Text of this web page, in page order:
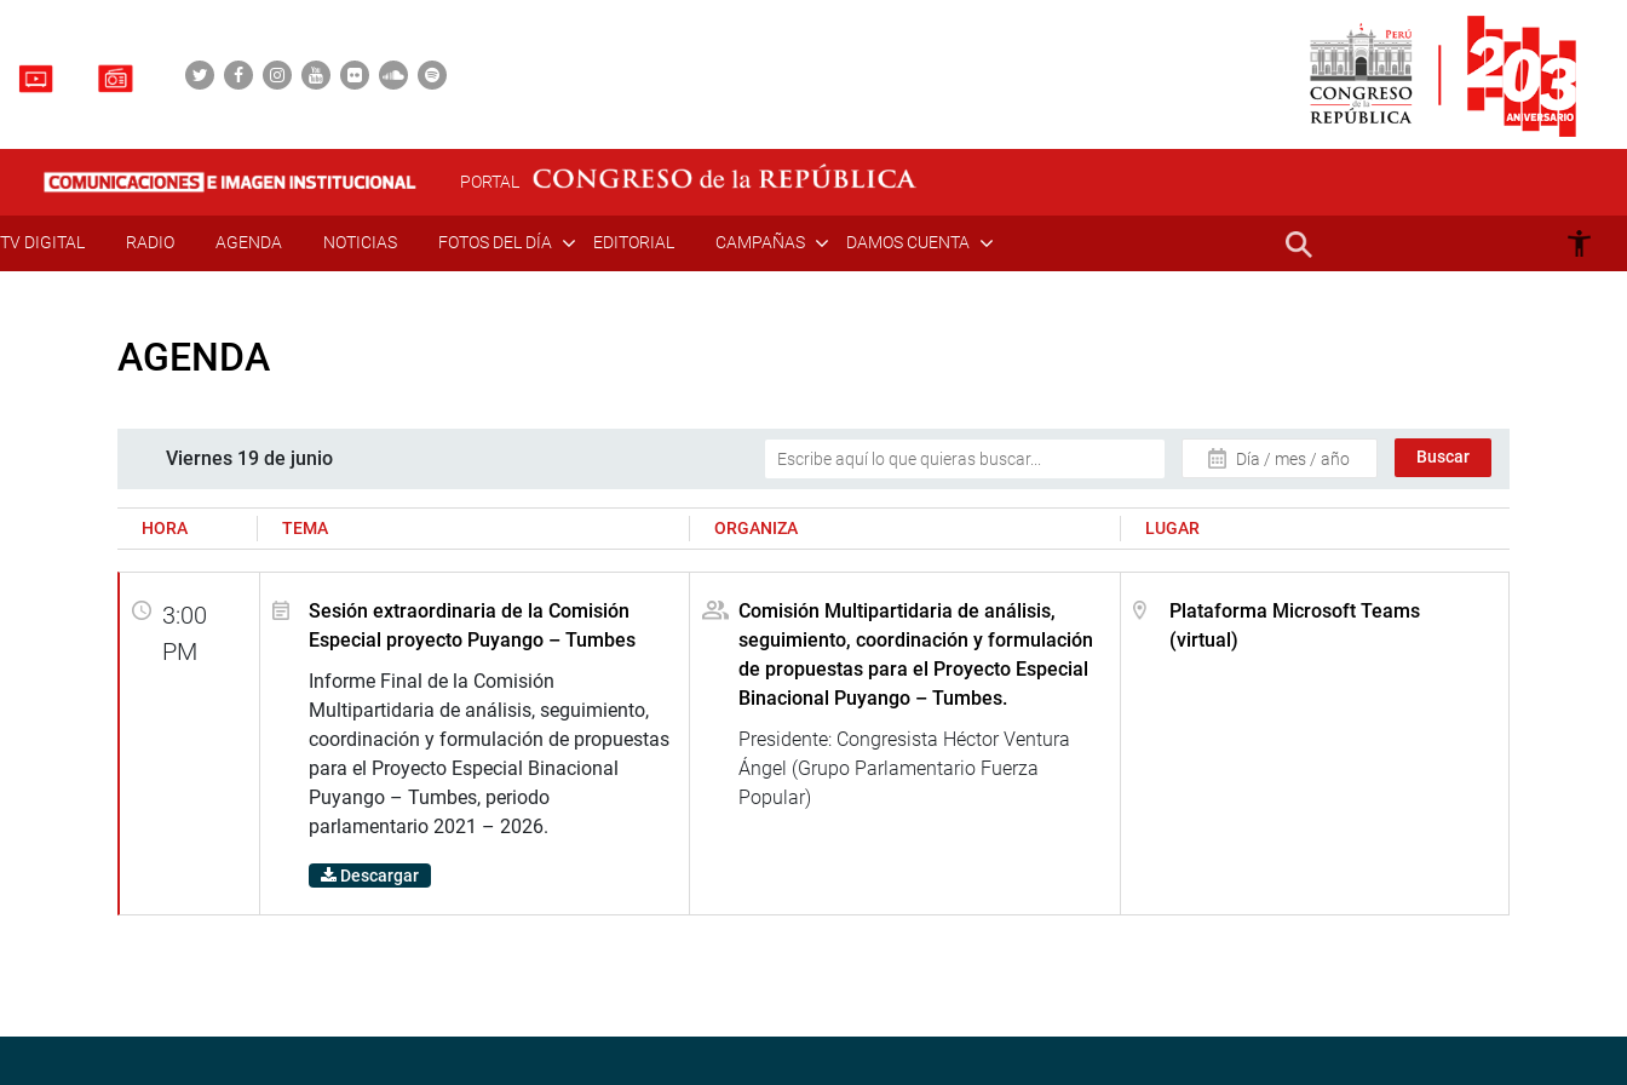
PORTAL
TV DIGITAL RADIO AGENDA NOTICIAS FOTOS DEL DÍA EDITORIAL CAMPAÑAS DAMOS CUENTA
AGENDA
Viernes 19 de junio Día / mes / año
HORA TEMA ORGANIZA LUGAR
3:00
PM
Sesión extraordinaria de la Comisión
Especial proyecto Puyango – Tumbes
Informe Final de la Comisión
Multipartidaria de análisis, seguimiento,
coordinación y formulación de propuestas
para el Proyecto Especial Binacional
Puyango – Tumbes, periodo
parlamentario 2021 – 2026.
Descargar
Comisión Multipartidaria de análisis,
seguimiento, coordinación y formulación
de propuestas para el Proyecto Especial
Binacional Puyango – Tumbes.
Presidente: Congresista Héctor Ventura
Ángel (Grupo Parlamentario Fuerza
Popular)
Plataforma Microsoft Teams
(virtual)